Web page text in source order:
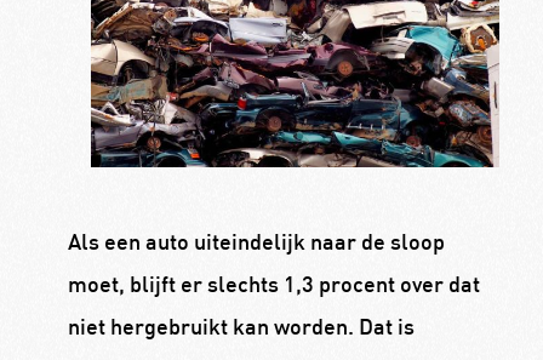
Als een auto uiteindelijk naar de sloop
moet, blijft er slechts 1,3 procent over dat
niet hergebruikt kan worden. Dat is